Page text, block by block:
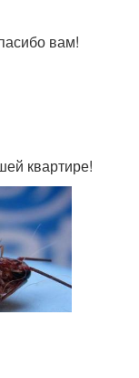
вам!
квартире!